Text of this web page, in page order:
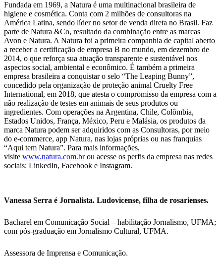
Fundada em 1969, a Natura é uma multinacional brasileira de
higiene e cosmética. Conta com 2 milhões de consultoras na
América Latina, sendo líder no setor de venda direta no Brasil. Faz
parte de Natura &Co, resultado da combinação entre as marcas
Avon e Natura. A Natura foi a primeira companhia de capital aberto
a receber a certificação de empresa B no mundo, em dezembro de
2014, o que reforça sua atuação transparente e sustentável nos
aspectos social, ambiental e econômico. É também a primeira
empresa brasileira a conquistar o selo “The Leaping Bunny”,
concedido pela organização de proteção animal Cruelty Free
International, em 2018, que atesta o compromisso da empresa com a
não realização de testes em animais de seus produtos ou
ingredientes. Com operações na Argentina, Chile, Colômbia,
Estados Unidos, França, México, Peru e Malásia, os produtos da
marca Natura podem ser adquiridos com as Consultoras, por meio
do e-commerce, app Natura, nas lojas próprias ou nas franquias
“Aqui tem Natura”. Para mais informações,
visite www.natura.com.brou acesse os perfis da empresa nas redes
sociais: LinkedIn, Facebook e Instagram.
Vanessa Serra é Jornalista. Ludovicense, filha de rosarienses.
Bacharel em Comunicação Social – habilitação Jornalismo, UFMA;
com pós-graduação em Jornalismo Cultural, UFMA.
Assessora de Imprensa e Comunicação.